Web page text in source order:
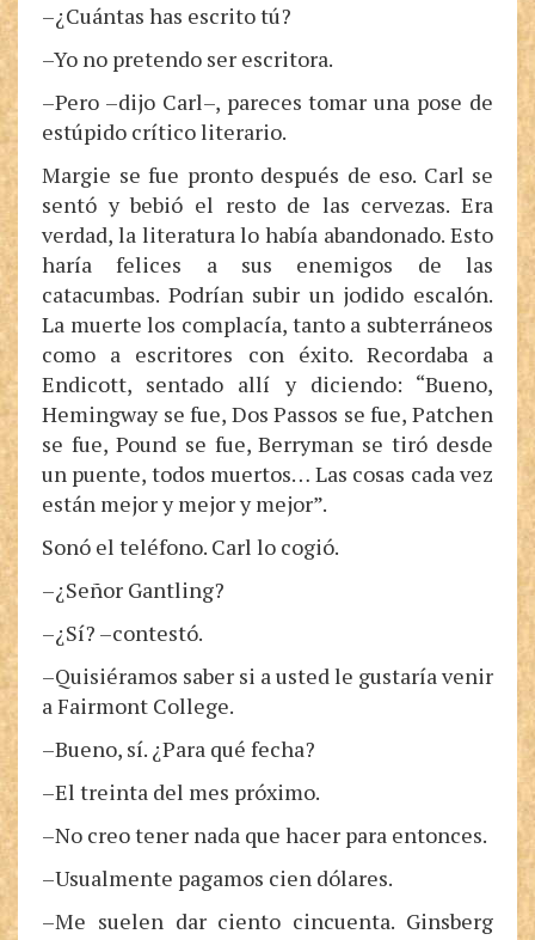
–¿Cuántas has escrito tú?
–Yo no pretendo ser escritora.
–Pero –dijo Carl–, pareces tomar una pose de
estúpido crítico literario.
Margie se fue pronto después de eso. Carl se
sentó y bebió el resto de las cervezas. Era
verdad, la literatura lo había abandonado. Esto
haría felices a sus enemigos de las
catacumbas. Podrían subir un jodido escalón.
La muerte los complacía, tanto a subterráneos
como a escritores con éxito. Recordaba a
Endicott, sentado allí y diciendo: “Bueno,
Hemingway se fue, Dos Passos se fue, Patchen
se fue, Pound se fue, Berryman se tiró desde
un puente, todos muertos… Las cosas cada vez
están mejor y mejor y mejor”.
Sonó el teléfono. Carl lo cogió.
–¿Señor Gantling?
–¿Sí? –contestó.
–Quisiéramos saber si a usted le gustaría venir
a Fairmont College.
–Bueno, sí. ¿Para qué fecha?
–El treinta del mes próximo.
–No creo tener nada que hacer para entonces.
–Usualmente pagamos cien dólares.
–Me suelen dar ciento cincuenta. Ginsberg